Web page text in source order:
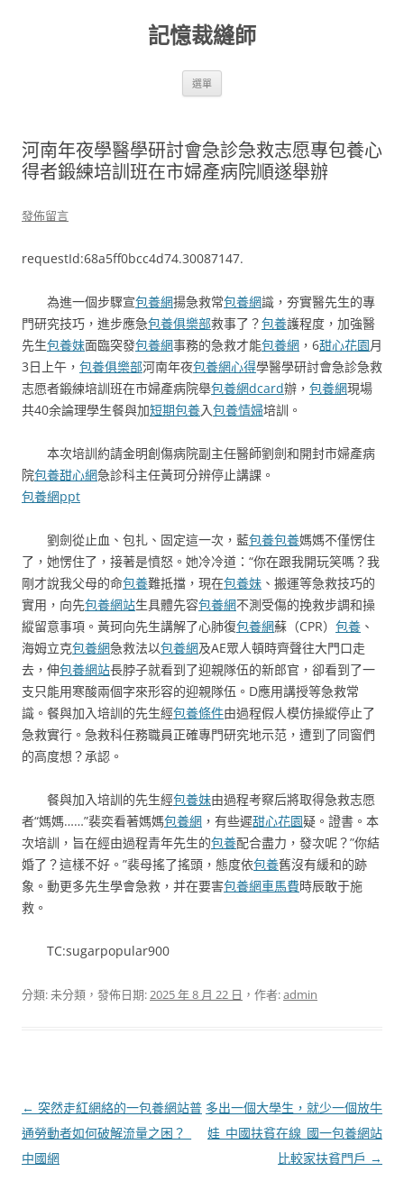
記憶裁縫師
選單
河南年夜學醫學研討會急診急救志愿專包養心
得者鍛練培訓班在市婦產病院順遂舉辦
發佈留言
requestId:68a5ff0bcc4d74.30087147.
為進一個步驟宣包養網揚急救常包養網識，夯實醫先生的專
門研究技巧，進步應急包養俱樂部救事了？包養護程度，加強醫
先生包養妹面臨突發包養網事務的急救才能包養網 ，6甜心花園月
3日上午， 包養俱樂部河南年夜包養網心得學醫學研討會急診急救
志愿者鍛練培訓班在市婦產病院舉包養網dcard辦， 包養網現場
共40余論理學生餐與加短期包養入包養情婦培訓。
本次培訓約請金明創傷病院副主任醫師劉劍和開封市婦產病
院包養甜心網急診科主任黃珂分辨停止講課。
包養網ppt
劉劍從止血、包扎、固定這一次，藍包養包養媽媽不僅愣住
了，她愣住了，接著是憤怒。她冷冷道：“你在跟我開玩笑嗎？我
剛才說我父母的命包養難抵擋，現在包養妹 、搬運等急救技巧的
實用，向先包養網站生具體先容包養網不測受傷的挽救步調和操
縱留意事項。黃珂向先生講解了心肺復包養網蘇（CPR） 包養 、
海姆立克包養網急救法以包養網及AE眾人頓時齊聲往大門口走
去，伸包養網站長脖子就看到了迎親隊伍的新郎官，卻看到了一
支只能用寒酸兩個字來形容的迎親隊伍。D應用講授等急救常
識。餐與加入培訓的先生經包養條件由過程假人模仿操縱停止了
急救實行。急救科任務職員正確專門研究地示范，遭到了同窗們
的高度想？承認。
餐與加入培訓的先生經包養妹由過程考察后將取得急救志愿
者“媽媽……”裴奕看著媽媽包養網 ，有些遲甜心花園疑。證書。本
次培訓，旨在經由過程青年先生的包養配合盡力，發次呢？”你結
婚了？這樣不好。”裴母搖了搖頭，態度依包養舊沒有緩和的跡
象。動更多先生學會急救，并在要害包養網車馬費時辰敢于施
救。
TC:sugarpopular900
分類: 未分類，發佈日期:2025 年 8 月 22 日 ，作者:admin
文
章
導
← 突然走紅網絡的一包養網站普
通勞動者如何破解流量之困？_
中國網
多出一個大學生，就少一個放牛
娃_中國扶貧在線_國一包養網站
比較家扶貧門戶 →